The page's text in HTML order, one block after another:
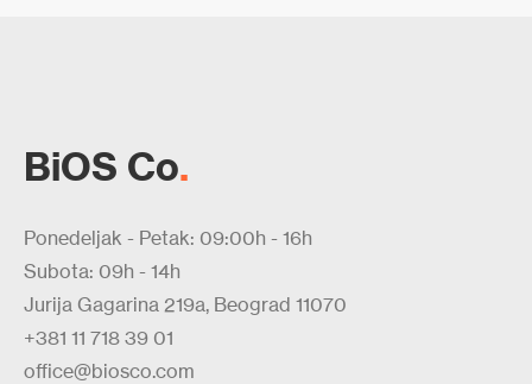
BiOS Co.
Ponedeljak - Petak: 09:00h - 16h
Subota: 09h - 14h
Jurija Gagarina 219a, Beograd 11070
+381 11 718 39 01
office@biosco.com